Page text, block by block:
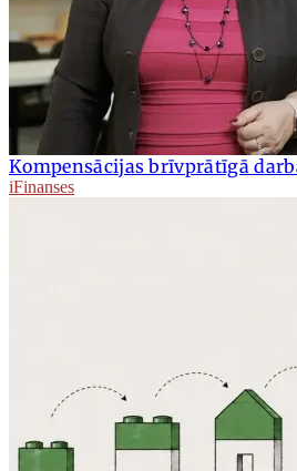
Kompensācijas brīvprātīgā
iFinanses